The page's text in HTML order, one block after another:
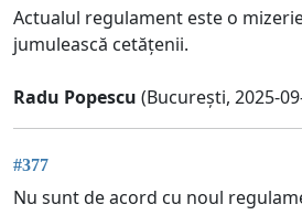
Actualul regulament este o
jumulească cetățenii.
Radu Popescu (București, 2025-
#377
Nu sunt de acord cu noul